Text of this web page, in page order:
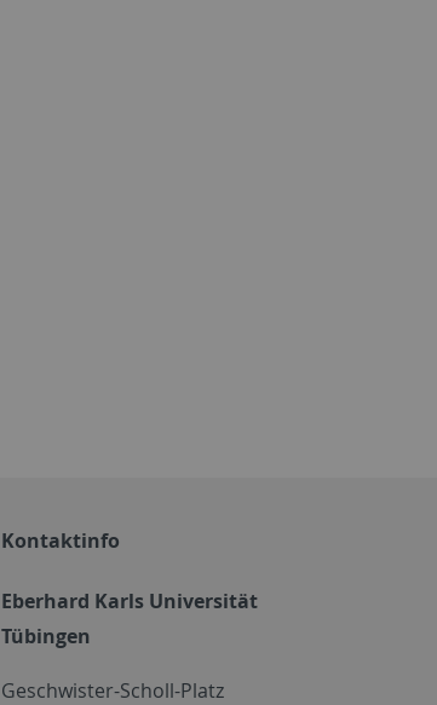
Kontaktinfo
Eberhard Karls Universität
Tübingen
Geschwister-Scholl-Platz